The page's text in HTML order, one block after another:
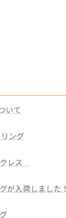
いて
ング
クレス
が入荷しました！